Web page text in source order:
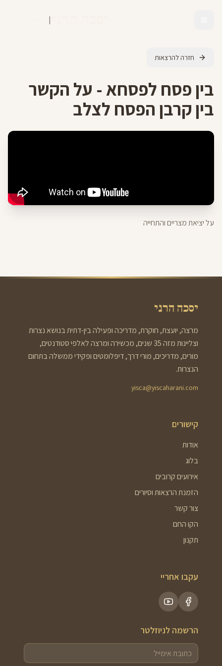
|
חזרה להרצאות
בין פסח לפסחא - על הקשר
בין קרבן הפסח לצלב
על יציאת מצריים והתחייה
יסכה הרני
מרצה, יועצת, חוקרת, מדריכה ופעילה בין-דתית בנושא נצרות
וצליינות מזה 35 שנים, מכשירה ומרצה לאלפי סטודנטים,
מורים, מדריכים, מורי דרך, דיפלומטים ופקידי ממשלה בתחום
הנצרות.
yisca@yiscaharani.com
קישורים
אודות
בלוג
אירועים קרובים
הזמנת הרצאות וסיורים
צור קשר
הקו החם
תקנון
עקבו אחריי
הרשמה לניוזלטר